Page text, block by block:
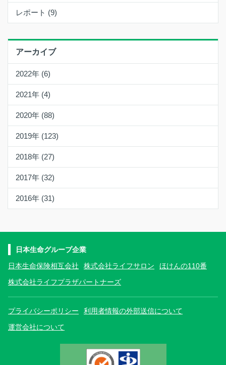
レポート (9)
アーカイブ
2022年 (6)
2021年 (4)
2020年 (88)
2019年 (123)
2018年 (27)
2017年 (32)
2016年 (31)
日本生命グループ企業
日本生命保険相互会社
株式会社ライフサロン
ほけんの110番
株式会社ライフプラザパートナーズ
プライバシーポリシー
利用者情報の外部送信について
運営会社について